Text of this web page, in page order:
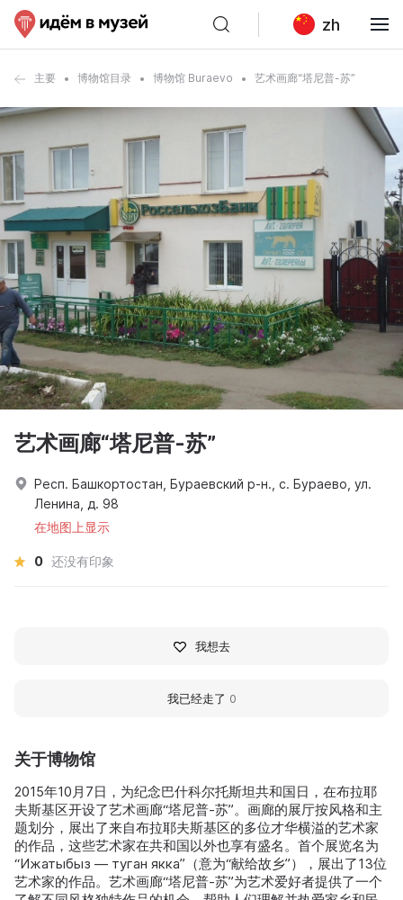
zh
主要 博物馆目录 博物馆 Buraevo 艺术画廊“塔尼普-苏”
关于博物馆
2015年10月7日，为纪念巴什科尔托斯坦共和国日，在布拉耶
夫斯基区开设了艺术画廊“塔尼普-苏”。画廊的展厅按风格和主
题划分，展出了来自布拉耶夫斯基区的多位才华横溢的艺术家
的作品，这些艺术家在共和国以外也享有盛名。首个展览名为
“Ижатыбыз — туган якка”（意为“献给故乡”），展出了13位
艺术家的作品。艺术画廊“塔尼普-苏”为艺术爱好者提供了一个
艺术画廊“塔尼普-苏”
Респ. Башкортостан, Бураевский р-н., с. Бураево, ул.
Ленина, д. 98
在地图上显示
0 还没有印象
我想去
我已经走了 0